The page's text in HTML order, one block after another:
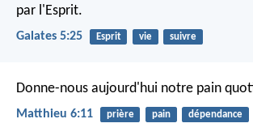
par l'Esprit.
Galates 5:25 Esprit vie suivre
Donne-nous aujourd'hui notre pain
Matthieu 6:11 prière pain dépendance